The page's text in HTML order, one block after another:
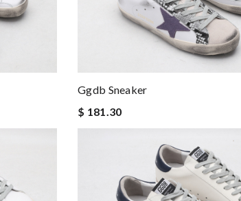
Ggdb Sneaker
$ 181.30